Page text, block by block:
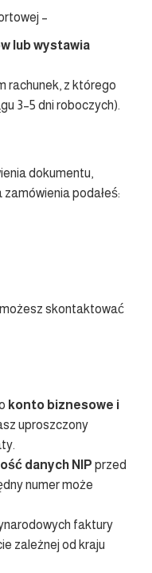
–
lub wystawia
rachunek, z którego
3–5 dni roboczych).
dokumentu,
zamówienia podałeś:
skontaktować
konto biznesowe i
uproszczony
danych NIP przed
numer może
faktury
zależnej od kraju